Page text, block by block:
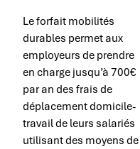
Le forfait mobilités
durables permet aux
employeurs de prendre
en charge jusqu’à 700€
par an des frais de
déplacement domicile-
travail de leurs salariés
utilisant des moyens de